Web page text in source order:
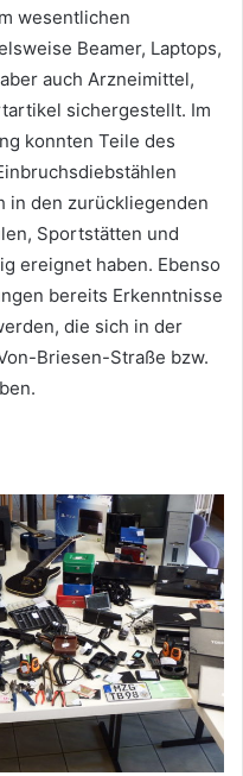
wesentlichen
Beamer, Laptops,
auch Arzneimittel,
sichergestellt. Im
konnten Teile des
in den zurückliegenden
Sportstätten und
ereignet haben. Ebenso
bereits Erkenntnisse
die sich in der
Briesen-Straße bzw.